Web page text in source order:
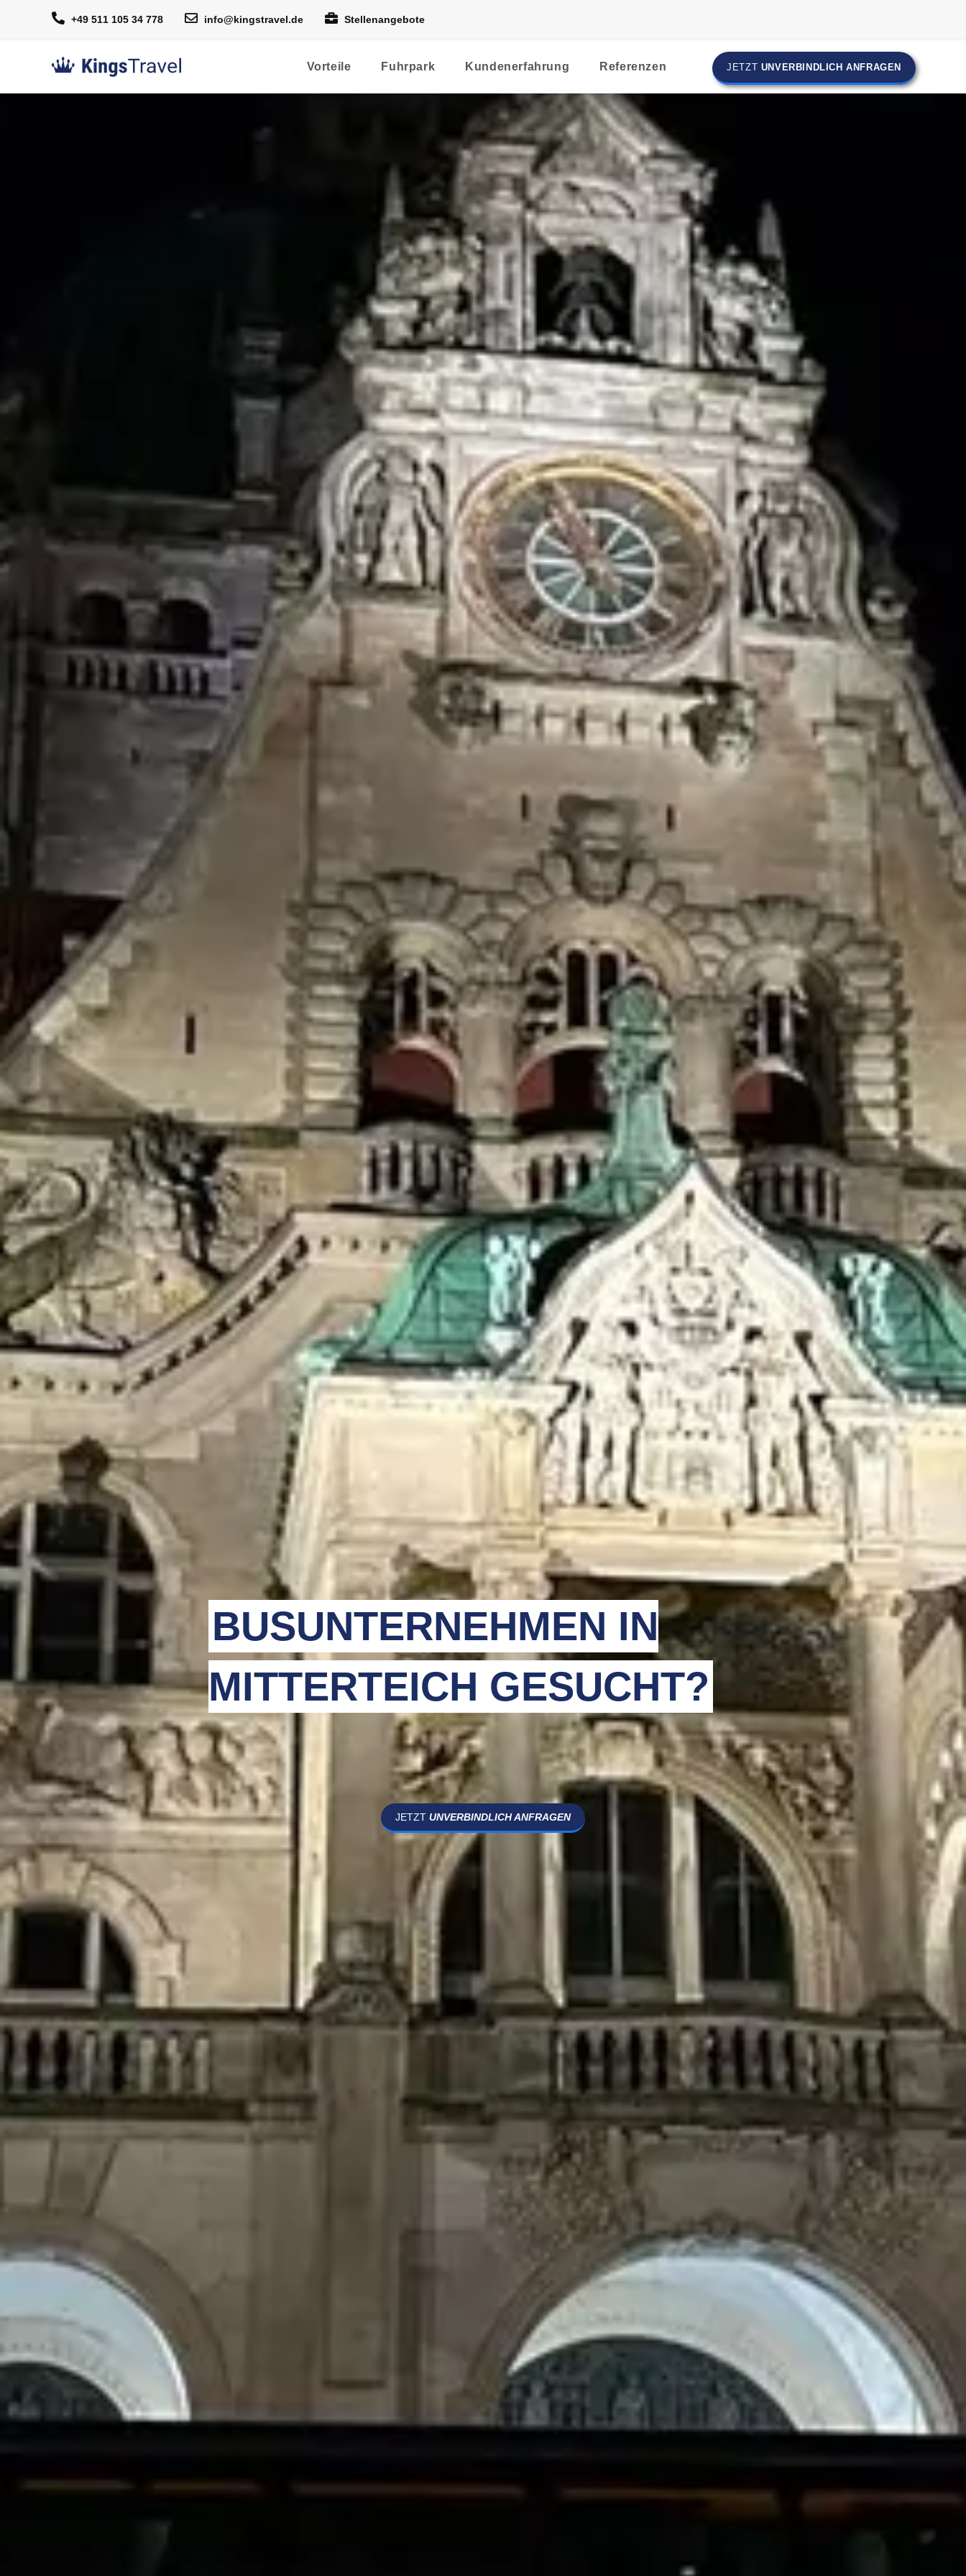
+49 511 105 34 778 info@kingstravel.de Stellenangebote
Vorteile Fuhrpark Kundenerfahrung Referenzen JETZT UNVERBINDLICH ANFRAGEN
BUSUNTERNEHMEN IN
MITTERTEICH GESUCHT?
JETZT UNVERBINDLICH ANFRAGEN